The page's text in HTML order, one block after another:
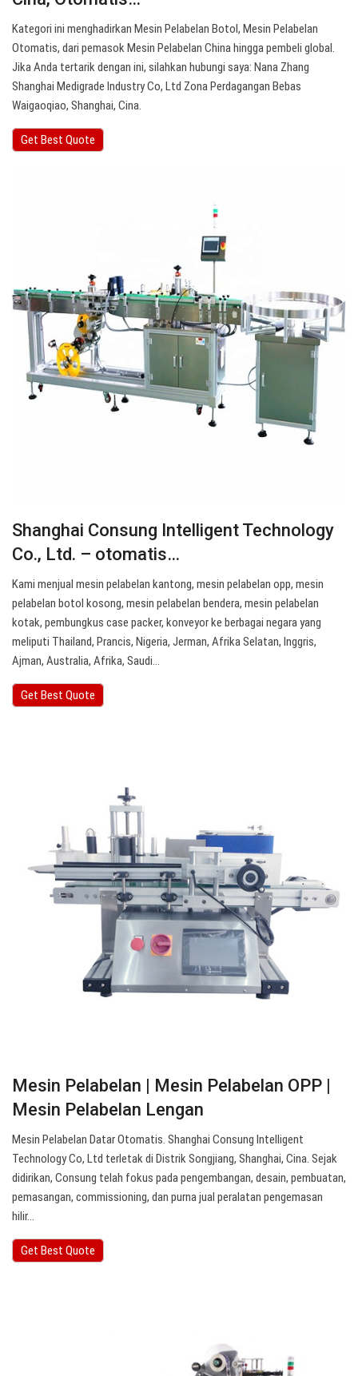
Kategori ini menghadirkan Mesin Pelabelan Botol, Mesin Pelabelan
Otomatis, dari pemasok Mesin Pelabelan China hingga pembeli global.
Jika Anda tertarik dengan ini, silahkan hubungi saya: Nana Zhang
Shanghai Medigrade Industry Co, Ltd Zona Perdagangan Bebas
Waigaoqiao, Shanghai, Cina.
Get Best Quote
Shanghai Consung Intelligent Technology
Co., Ltd. – otomatis…
Kami menjual mesin pelabelan kantong, mesin pelabelan opp, mesin
pelabelan botol kosong, mesin pelabelan bendera, mesin pelabelan
kotak, pembungkus case packer, konveyor ke berbagai negara yang
meliputi Thailand, Prancis, Nigeria, Jerman, Afrika Selatan, Inggris,
Ajman, Australia, Afrika, Saudi…
Get Best Quote
Mesin Pelabelan | Mesin Pelabelan OPP |
Mesin Pelabelan Lengan
Mesin Pelabelan Datar Otomatis. Shanghai Consung Intelligent
Technology Co, Ltd terletak di Distrik Songjiang, Shanghai, Cina. Sejak
didirikan, Consung telah fokus pada pengembangan, desain, pembuatan,
pemasangan, commissioning, dan purna jual peralatan pengemasan
hilir…
Get Best Quote